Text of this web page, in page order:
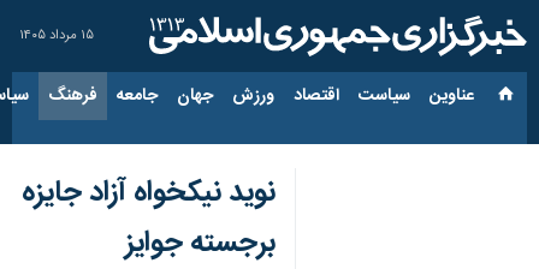
۱۵ مرداد ۱۴۰۵
عناوین‌ سیاست اقتصاد ورزش جهان جامعه فرهنگ
نوید نیکخواه آزاد جایزه
برجسته جوایز